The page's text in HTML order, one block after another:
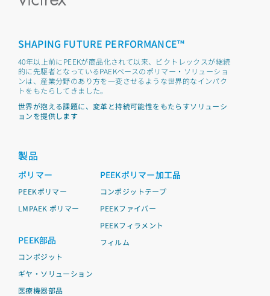
SHAPING FUTURE PERFORMANCE™
40年以上前にPEEKが商品化されて以来、ビクトレックスが継続
的に先駆者となっているPAEKベースのポリマー・ソリューショ
ンは、産業分野のあり方を一変させるような世界的なインパク
トをもたらしてきました。
世界が抱える課題に、変革と持続可能性をもたらすソリューシ
ョンを提供します
製品
ポリマー
PEEKポリマー
LMPAEK ポリマー
PEEK部品
コンポジット
ギヤ・ソリューション
医療機器部品
PEEKポリマー加工品
コンポジットテープ
PEEKファイバー
PEEKフィラメント
フィルム